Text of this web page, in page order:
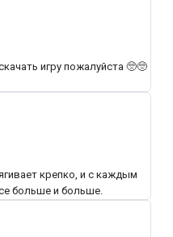
игру пожалуйста 🥺🥺
крепко, и с каждым
больше и больше.